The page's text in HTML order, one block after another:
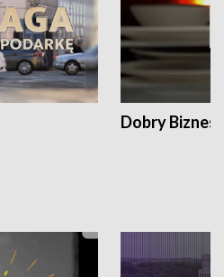
Dobry Biznes